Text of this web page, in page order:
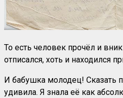
То есть человек прочёл и
отписался, хоть и находился
И бабушка молодец! Сказать
удивила. Я знала её как